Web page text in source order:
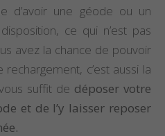
d’avoir une géode ou un
ce qui n’est pas
avez la chance de pouvoir
c’est aussi la
suffit de déposer votre
et de l’y laisser reposer